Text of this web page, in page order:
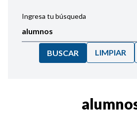
Ingresa tu búsqueda
BUSCAR LIMPIAR